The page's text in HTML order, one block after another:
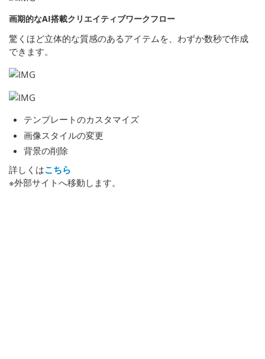
画期的なAI搭載クリエイティブワークフロー
驚くほど立体的な質感のあるアイテムを、わずか数秒で作成
できます。
テンプレートのカスタマイズ
画像スタイルの変更
背景の削除
詳しくはこちら
※外部サイトへ移動します。